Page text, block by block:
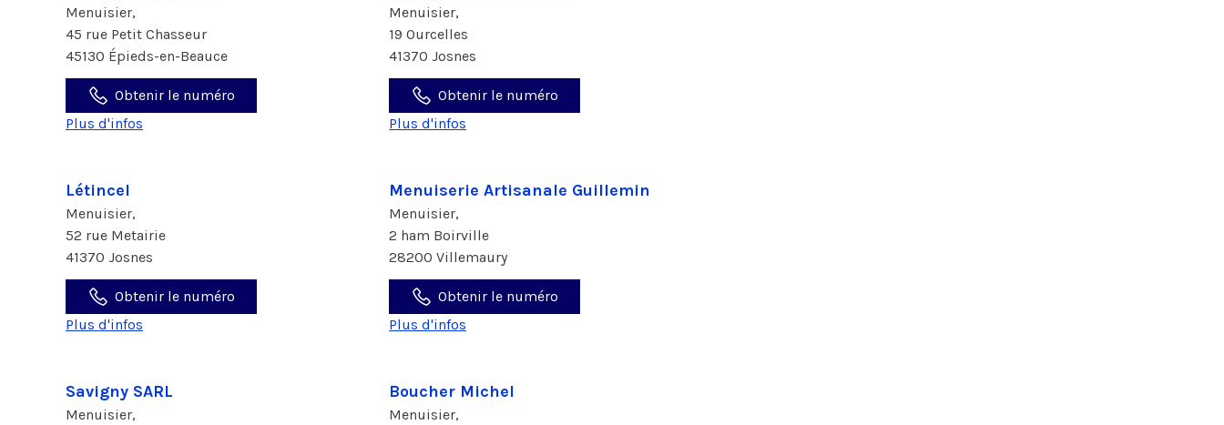
Menuisier,
45 rue Petit Chasseur
45130 Épieds-en-Beauce
Obtenir le numéro
Plus d'infos
Menuisier,
19 Ourcelles
41370 Josnes
Obtenir le numéro
Plus d'infos
Létincel
Menuisier,
52 rue Metairie
41370 Josnes
Obtenir le numéro
Plus d'infos
Menuiserie Artisanale Guillemin
Menuisier,
2 ham Boirville
28200 Villemaury
Obtenir le numéro
Plus d'infos
Savigny SARL
Menuisier,
Boucher Michel
Menuisier,